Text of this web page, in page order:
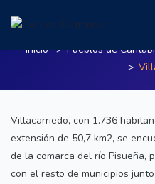
Inicio Pueblos de
Villacarriedo, con 1.736
extensión de 50,7 km2, se
de la comarca del río Pisueña,
con el resto de municipios